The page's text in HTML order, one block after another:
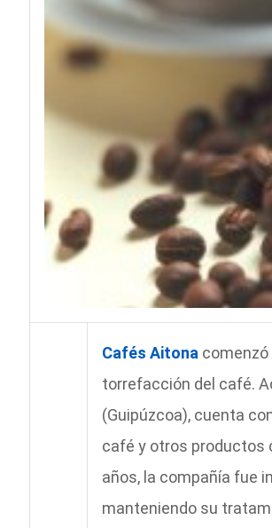
Cafés Aitona
torrefacción del café.
(Guipúzcoa), cuenta
café y otros productos
años, la compañía fue
manteniendo su